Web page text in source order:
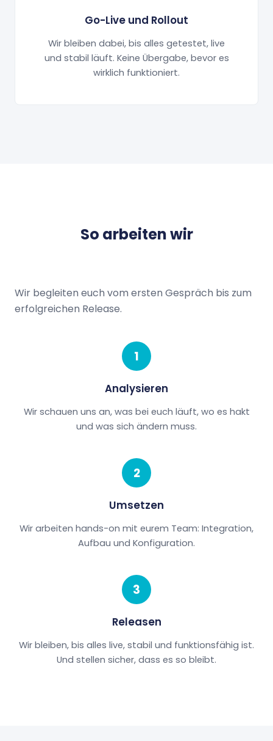
Go-Live und Rollout
Wir bleiben dabei, bis alles getestet, live
und stabil läuft. Keine Übergabe, bevor es
wirklich funktioniert.
So arbeiten wir
Wir begleiten euch vom ersten Gespräch bis zum
erfolgreichen Release.
1
Analysieren
Wir schauen uns an, was bei euch läuft, wo es hakt
und was sich ändern muss.
2
Umsetzen
Wir arbeiten hands-on mit eurem Team: Integration,
Aufbau und Konfiguration.
3
Releasen
Wir bleiben, bis alles live, stabil und funktionsfähig ist.
Und stellen sicher, dass es so bleibt.